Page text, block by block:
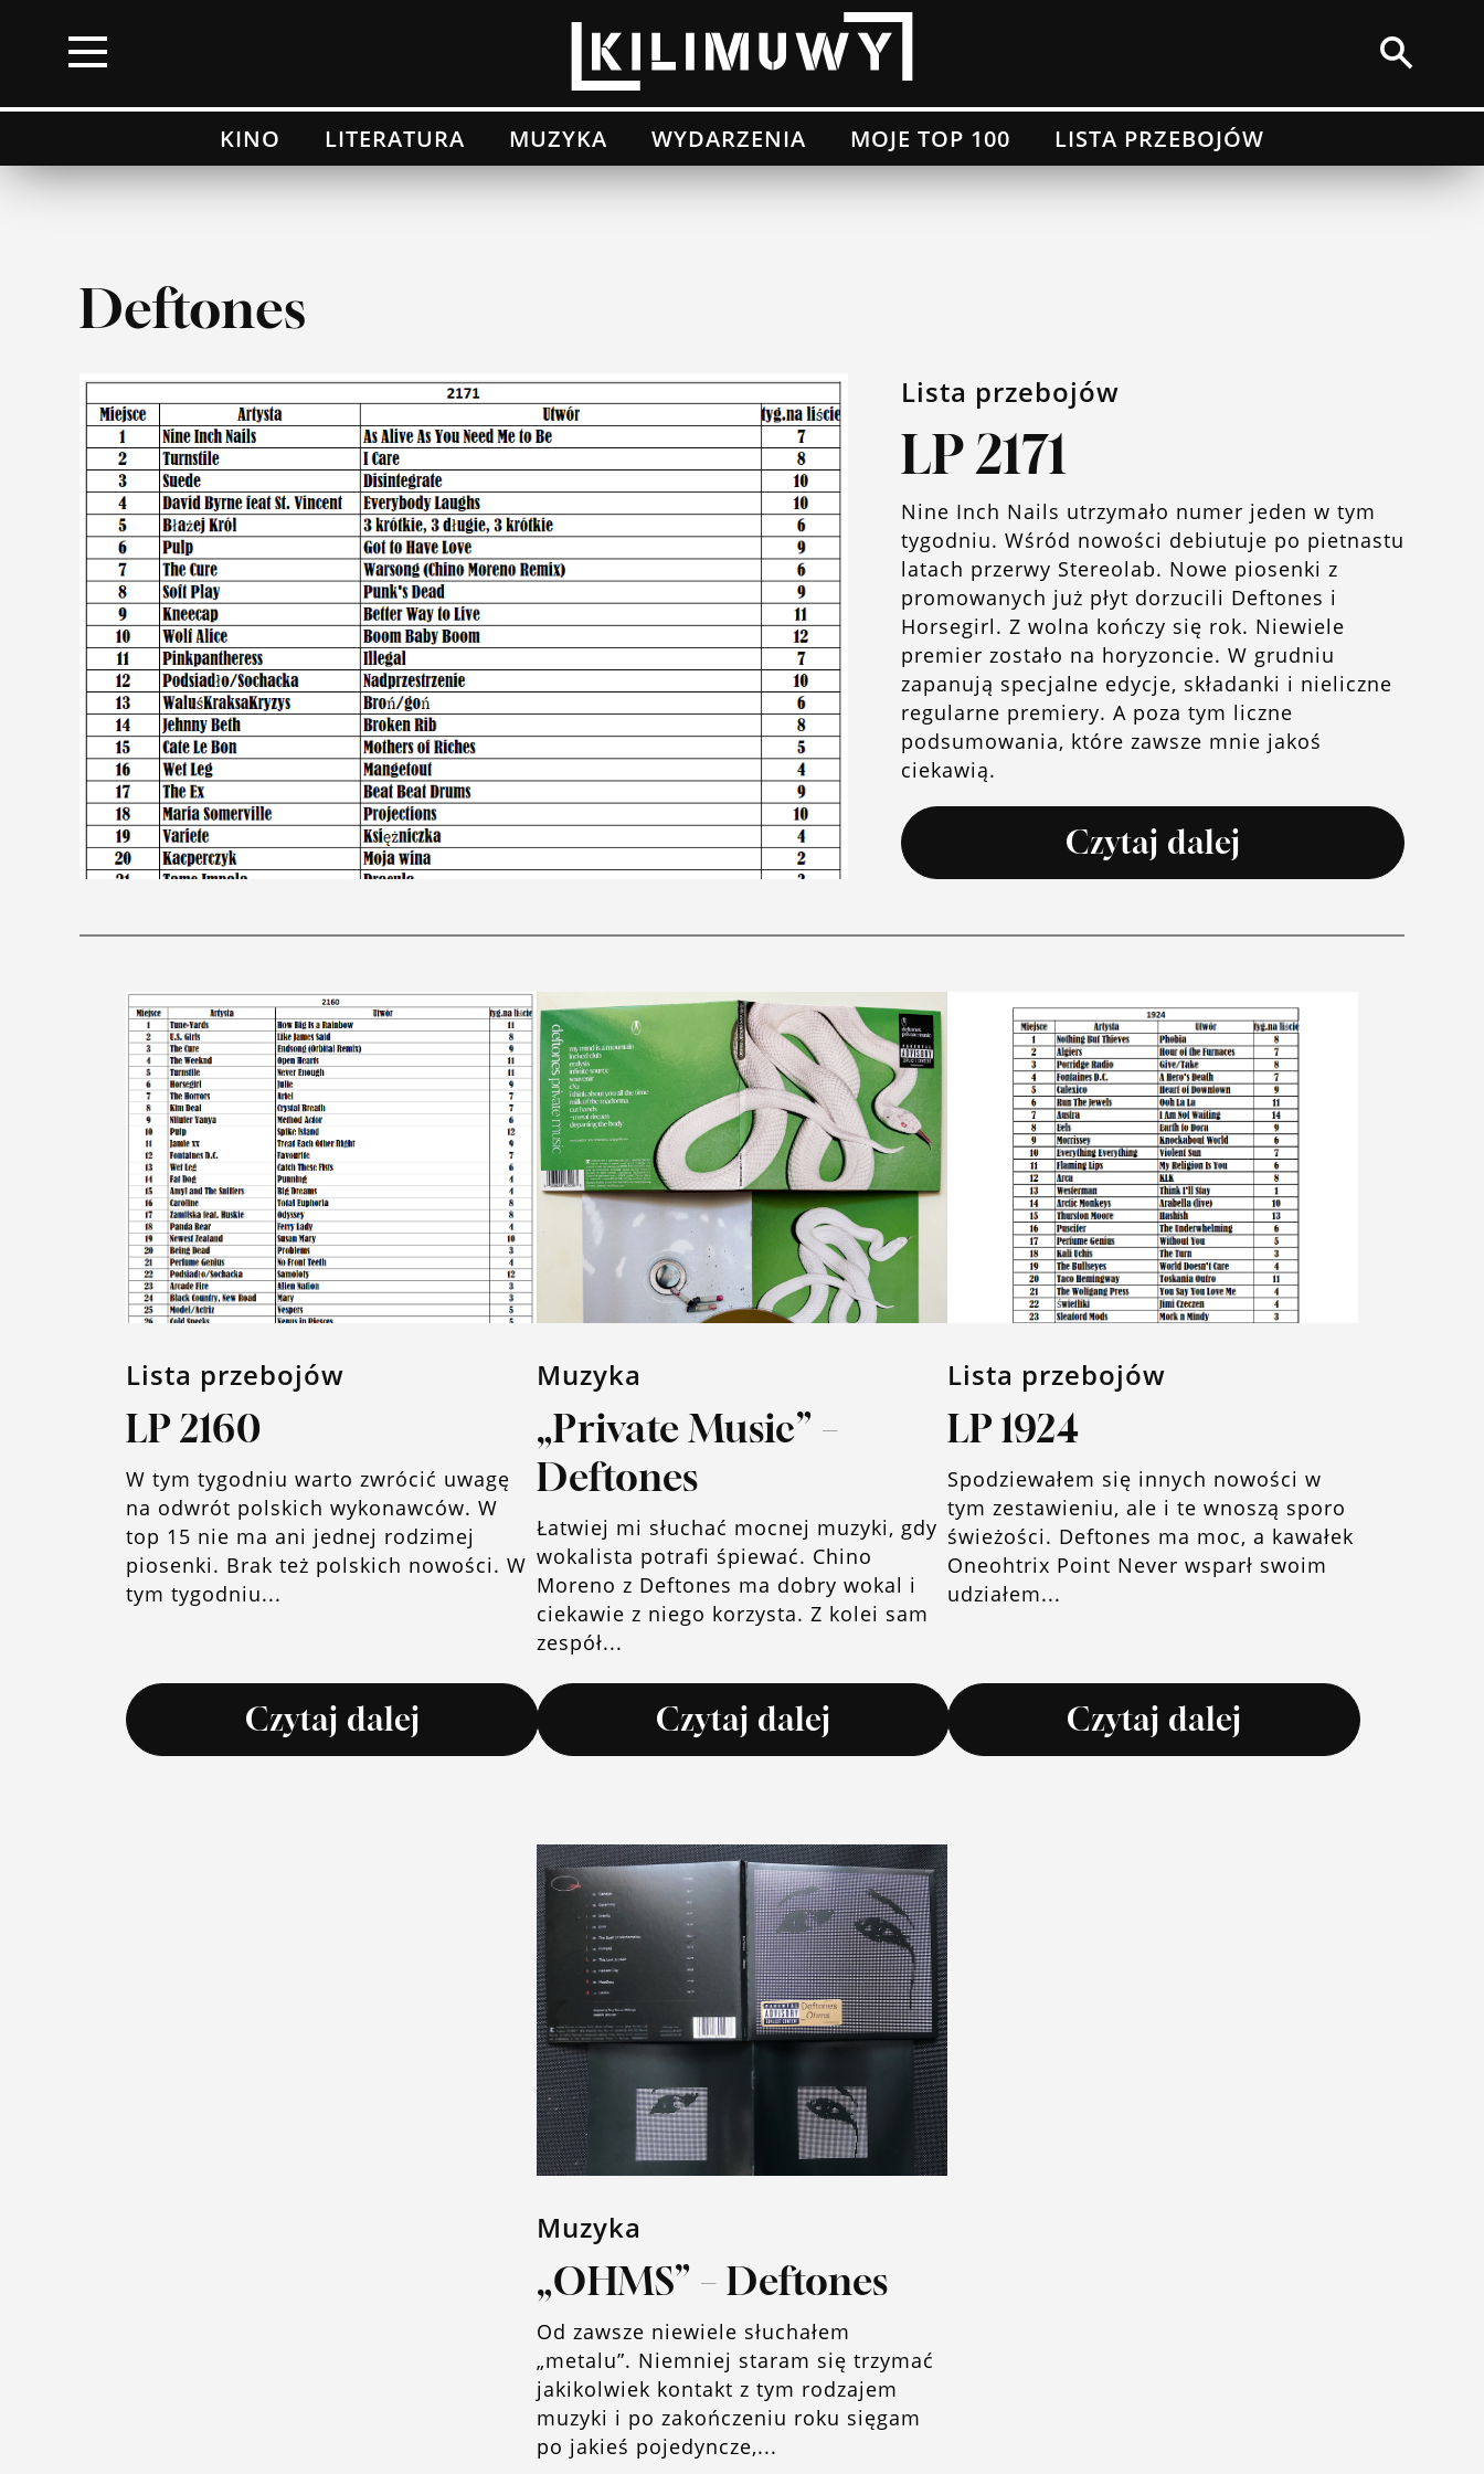
Deftones
Lista przebojów
LP 2171
Nine Inch Nails utrzymało numer jeden w tym
tygodniu. Wśród nowości debiutuje po pietnastu
latach przerwy Stereolab. Nowe piosenki z
promowanych już płyt dorzucili Deftones i
Horsegirl. Z wolna kończy się rok. Niewiele
premier zostało na horyzoncie. W grudniu
zapanują specjalne edycje, składanki i nieliczne
regularne premiery. A poza tym liczne
podsumowania, które zawsze mnie jakoś
ciekawią.
Czytaj dalej
Lista przebojów
LP 2160
W tym tygodniu warto zwrócić uwagę
na odwrót polskich wykonawców. W
top 15 nie ma ani jednej rodzimej
piosenki. Brak też polskich nowości. W
tym tygodniu...
Czytaj dalej
Muzyka
„Private Music” –
Deftones
Łatwiej mi słuchać mocnej muzyki, gdy
wokalista potrafi śpiewać. Chino
Moreno z Deftones ma dobry wokal i
ciekawie z niego korzysta. Z kolei sam
zespół...
Czytaj dalej
Lista przebojów
LP 1924
Spodziewałem się innych nowości w
tym zestawieniu, ale i te wnoszą sporo
świeżości. Deftones ma moc, a kawałek
Oneohtrix Point Never wsparł swoim
udziałem...
Czytaj dalej
Muzyka
„OHMS” – Deftones
Od zawsze niewiele słuchałem
„metalu”. Niemniej staram się trzymać
jakikolwiek kontakt z tym rodzajem
muzyki i po zakończeniu roku sięgam
po jakieś pojedyncze,...
×
KINO LITERATURA MUZYKA WYDARZENIA MOJE TOP 100 LISTA PRZEBOJÓW
Muzyka
Wydarzenia
Moje top 100
Lista przebojów
O blogu